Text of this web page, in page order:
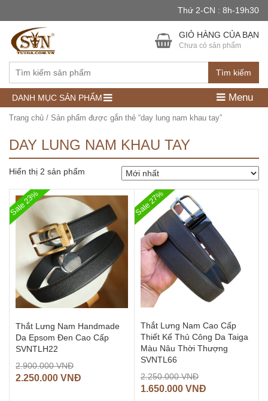
Thứ 2-CN : 8h-19h30
Tìm kiếm
GIỎ HÀNG CỦA BẠN
Chưa có sản phẩm
DANH MỤC SẢN PHẨM Menu
Trang chủ / Sản phẩm được gắn thẻ “day lung nam khau tay”
DAY LUNG NAM KHAU TAY
Hiển thị 2 sản phẩm
Sale 23%
Thắt Lưng Nam Handmade
Da Epsom Đen Cao Cấp
SVNTLH22
2.900.000VNĐ
2.250.000 VNĐ
Sale 27%
Thắt Lưng Nam Cao Cấp
Thiết Kế Thủ Công Da Taiga
Màu Nâu Thời Thượng
SVNTL66
2.250.000VNĐ
1.650.000 VNĐ